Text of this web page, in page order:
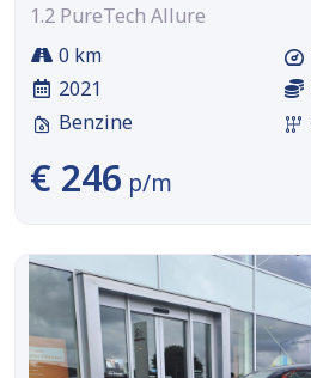
1.2 PureTech Allure
0 km
2021
Benzine
€ 246 p/m